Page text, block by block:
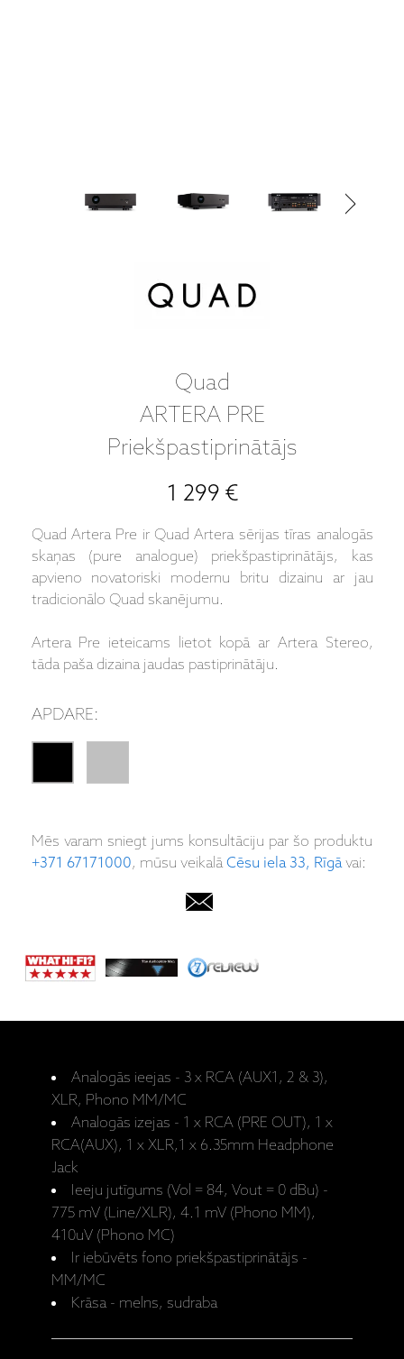
Quad
ARTERA PRE
Priekšpastiprinātājs
1 299 €
Quad Artera Pre ir Quad Artera sērijas tīras analogās
skaņas (pure analogue) priekšpastiprinātājs, kas
apvieno novatoriski modernu britu dizainu ar jau
tradicionālo Quad skanējumu.
Artera Pre ieteicams lietot kopā ar Artera Stereo,
tāda paša dizaina jaudas pastiprinātāju.
APDARE:
Mēs varam sniegt jums konsultāciju par šo produktu
+371 67171000, mūsu veikalāCēsu iela 33, Rīgāvai:
Analogās ieejas - 3 x RCA (AUX1, 2 & 3),
XLR, Phono MM/MC
Analogās izejas - 1 x RCA (PRE OUT), 1 x
RCA(AUX), 1 x XLR,1 x 6.35mm Headphone
Jack
Ieeju jutīgums (Vol = 84, Vout = 0 dBu) -
775 mV (Line/XLR), 4.1 mV (Phono MM),
410uV (Phono MC)
Ir iebūvēts fono priekšpastiprinātājs -
MM/MC
Krāsa - melns, sudraba